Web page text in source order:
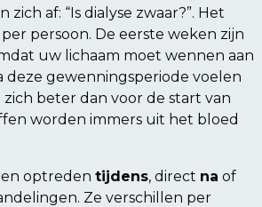
zich af: “Is dialyse zwaar?”. Het
persoon. De eerste weken zijn
uw lichaam moet wennen aan
deze gewenningsperiode voelen
beter dan voor de start van
worden immers uit het bloed
optreden tijdens, direct na of
Ze verschillen per